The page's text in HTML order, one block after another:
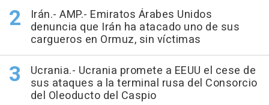
Irán.- AMP.- Emiratos Árabes Unidos
denuncia que Irán ha atacado uno de sus
cargueros en Ormuz, sin víctimas
Ucrania.- Ucrania promete a EEUU el cese de
sus ataques a la terminal rusa del Consorcio
del Oleoducto del Caspio